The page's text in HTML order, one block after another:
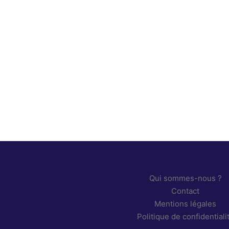
Qui sommes-nous ?
Contact
Mentions légales
Politique de